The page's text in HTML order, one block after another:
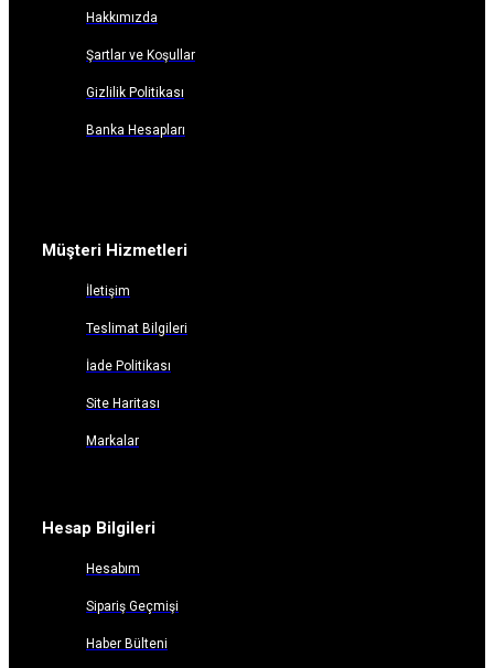
Hakkımızda
Şartlar ve Koşullar
Gizlilik Politikası
Banka Hesapları
Müşteri Hizmetleri
İletişim
Teslimat Bilgileri
İade Politikası
Site Haritası
Markalar
Hesap Bilgileri
Hesabım
Sipariş Geçmişi
Haber Bülteni